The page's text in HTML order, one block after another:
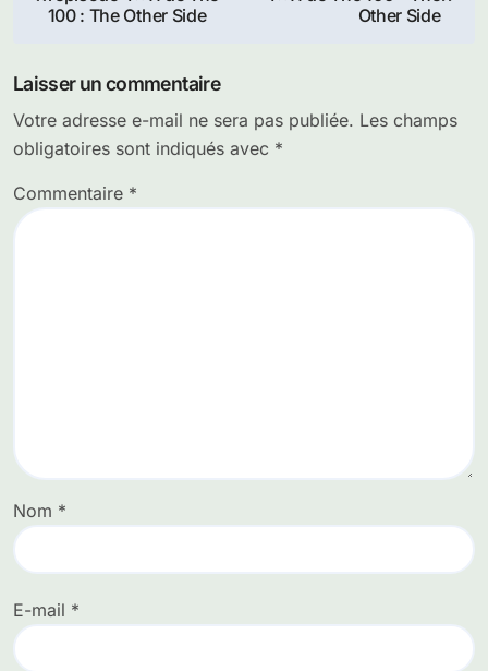
de
l’article
100 : The Other Side
Other Side
Laisser un commentaire
Votre adresse e-mail ne sera pas publiée. Les champs
obligatoires sont indiqués avec *
Commentaire *
Nom *
E-mail *